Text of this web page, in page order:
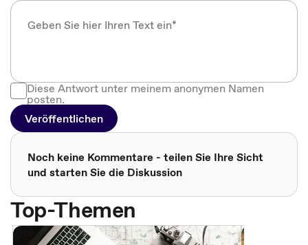
Diese Antwort unter meinem anonymen Namen
posten.
Veröffentlichen
Noch keine Kommentare - teilen Sie Ihre Sicht
und starten Sie die Diskussion
Top-Themen